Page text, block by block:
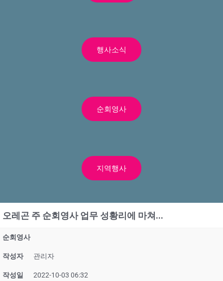
행사소식
순회영사
지역행사
오레곤 주 순회영사 업무 성황리에 마쳐…
순회영사
작성자 관리자
작성일 2022-10-03 06:32